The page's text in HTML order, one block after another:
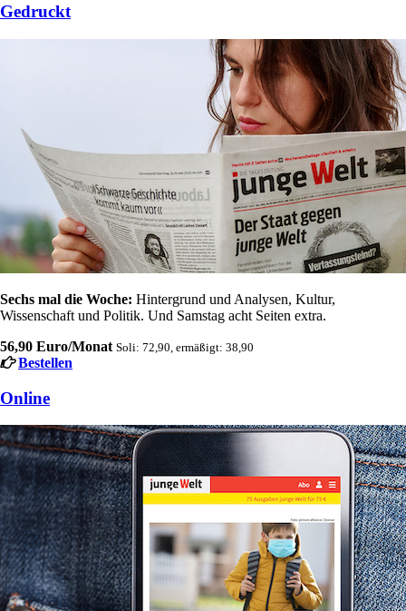
Gedruckt
Sechs mal die Woche: Hintergrund und Analysen, Kultur,
Wissenschaft und Politik. Und Samstag acht Seiten extra.
56,90 Euro/Monat Soli: 72,90, ermäßigt: 38,90
Bestellen
Online